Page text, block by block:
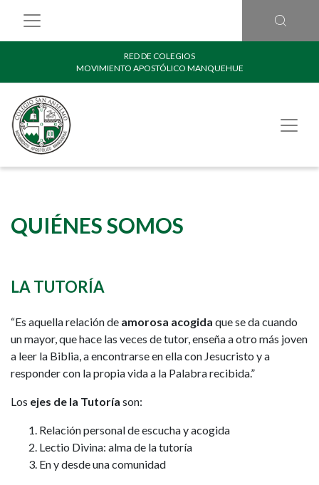
RED DE COLEGIOS
MOVIMIENTO APOSTÓLICO MANQUEHUE
QUIÉNES SOMOS
LA TUTORÍA
“Es aquella relación de amorosa acogida que se da cuando
un mayor, que hace las veces de tutor, enseña a otro más joven
a leer la Biblia, a encontrarse en ella con Jesucristo y a
responder con la propia vida a la Palabra recibida.”
Los ejes de la Tutoría son:
Relación personal de escucha y acogida
Lectio Divina: alma de la tutoría
En y desde una comunidad